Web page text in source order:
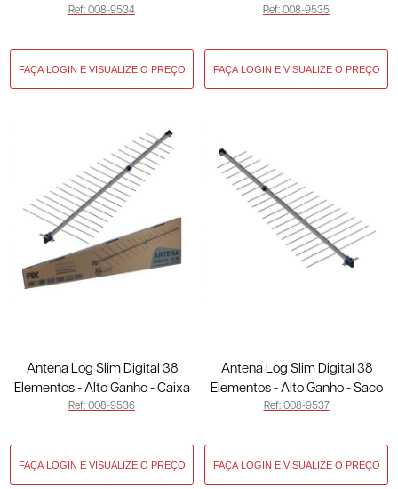
008-9534
Ref: 008-9534
008-9535
Ref: 008-9535
Antena Log Slim Digital 38
Elementos - Alto Ganho - Caixa
008-9536
Ref: 008-9536
Antena Log Slim Digital 38
Elementos - Alto Ganho - Saco
008-9537
Ref: 008-9537